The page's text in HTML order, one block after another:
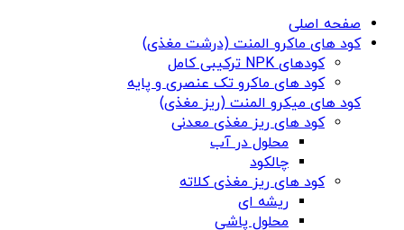
صفحه اصلی
کود های ماکرو المنت (درشت مغذی)
کودهای NPK ترکیبی کامل
کود های ماکرو تک عنصری و پایه
کود های میکرو المنت (ریز مغذی)
کود های ریز مغذی معدنی
محلول در آب
چالکود
کود های ریز مغذی کلاته
ریشه ای
محلول پاشی